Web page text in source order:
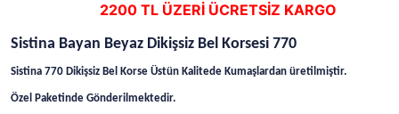
2200 TL ÜZERİ ÜCRETSİZ KARGO
Sistina Bayan Beyaz Dikişsiz Bel Korsesi 770
Sistina 770 Dikişsiz Bel Korse Üstün Kalitede Kumaşlardan üretilmiştir.
Özel Paketinde Gönderilmektedir.